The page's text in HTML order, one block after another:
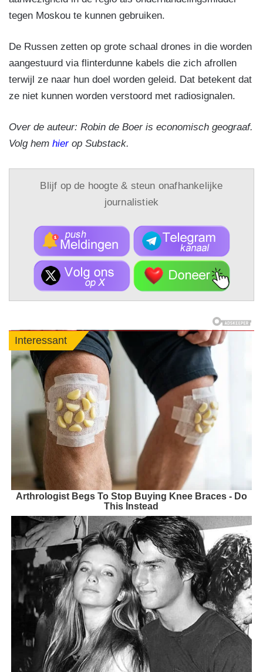
tegen Moskou te kunnen gebruiken.
De Russen zetten op grote schaal drones in die worden
aangestuurd via flinterdunne kabels die zich afrollen
terwijl ze naar hun doel worden geleid. Dat betekent dat
ze niet kunnen worden verstoord met radiosignalen.
Over de auteur: Robin de Boer is economisch geograaf.
Volg hem hierop Substack.
Blijf op de hoogte & steun onafhankelijke
journalistiek
Interessant
Arthrologist Begs To Stop Buying Knee Braces - Do
This Instead